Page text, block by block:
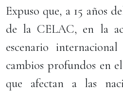
Expuso que, a 15 años
de la CELAC, en la
escenario
cambios profundos en
que afectan a las